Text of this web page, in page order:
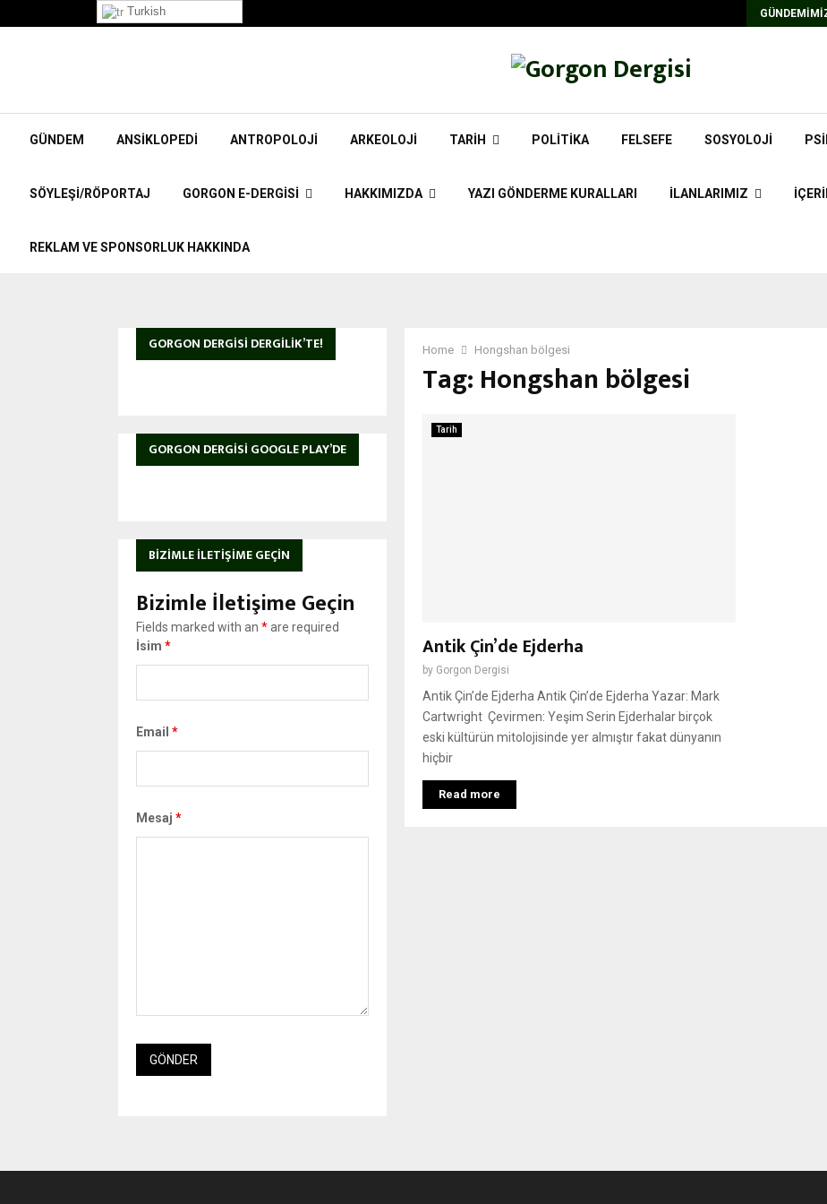
”Korpiklaani” Röportajı
GÜNDEM ANSIKLOPEDI ANTROPOLOJI ARKEOLOJI TARIH POLITIKA FELSEFE SOSYOLOJI
SÖYLEŞI/RÖPORTAJ GORGON E-DERGISI HAKKIMIZDA YAZI GÖNDERME KURALLARI İLANLARIMIZ
REKLAM VE SPONSORLUK HAKKINDA
Home Hongshan bölgesi
Tag: Hongshan bölgesi
Tarih
Antik Çin’de Ejderha
by Gorgon Dergisi
Antik Çin’de Ejderha Antik Çin’de Ejderha Yazar: Mark
Cartwright Çevirmen: Yeşim Serin Ejderhalar birçok
eski kültürün mitolojisinde yer almıştır fakat dünyanın
hiçbir
Read more
GORGON DERGISI DERGILIK’TE!
GORGON DERGISI GOOGLE PLAY’DE
BIZIMLE İLETIŞIME GEÇIN
Bizimle İletişime Geçin
Fields marked with an *are required
İsim *
Email *
Mesaj *
Turkish